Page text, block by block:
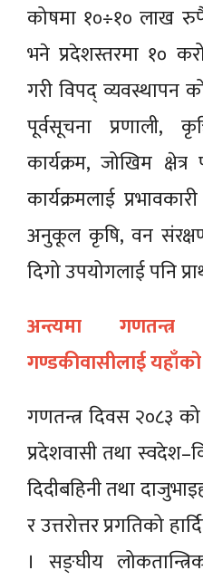
कोषमा १०÷१० लाख
भने प्रदेशस्तरमा १०
गरी विपद् व्यवस्थापन
पूर्वसूचना प्रणाली,
कार्यक्रम, जोखिम
कार्यक्रमलाई
अनुकूल कृषि, वन
दिगो उपयोगलाई पनि
अन्त्यमा
गण्डकीवासीलाई
गणतन्त्र दिवस २०८३
प्रदेशवासी तथा
दिदीबहिनी तथा
र उत्तरोत्तर प्रगतिको
। सङ्घीय